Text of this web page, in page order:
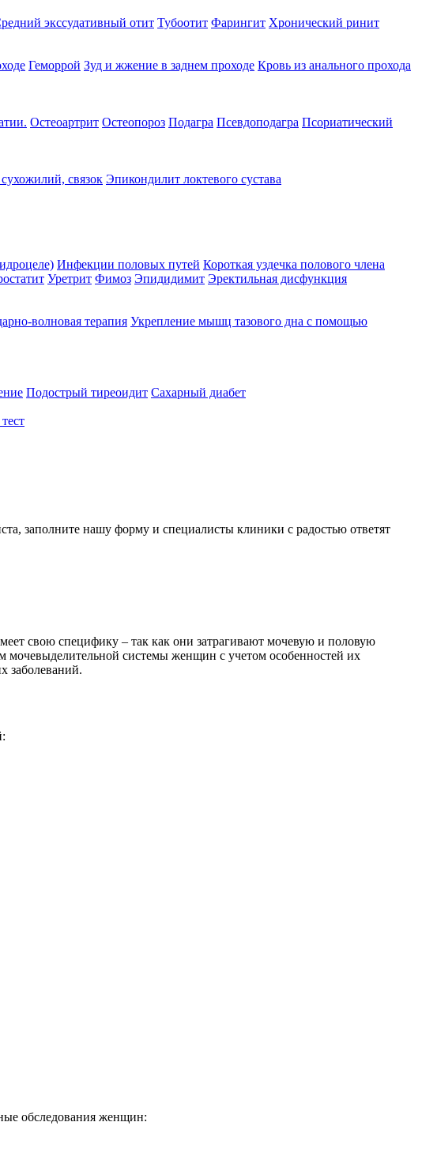
экссудативный отит Тубоотит Фарингит Хронический ринит
Геморрой Зуд и жжение в заднем проходе Кровь из анального прохода
Остеоартрит Остеопороз Подагра Псевдоподагра Псориатический
связок Эпикондилит локтевого сустава
Инфекции половых путей Короткая уздечка полового члена
Уретрит Фимоз Эпидидимит Эректильная дисфункция
волновая терапия Укрепление мышц тазового дна с помощью
Подострый тиреоидит Сахарный диабет
заполните нашу форму и специалисты клиники с радостью ответят
свою специфику – так как они затрагивают мочевую и половую
мочевыделительной системы женщин с учетом особенностей их
заболеваний.
обследования женщин: